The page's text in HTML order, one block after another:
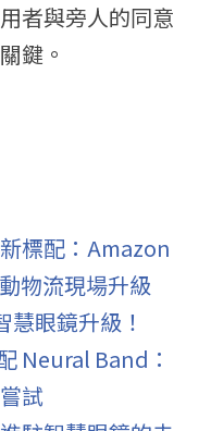
者與旁人的同意
鍵。
標配：Amazon
物流現場升級
慧眼鏡升級！
Neural Band：
試